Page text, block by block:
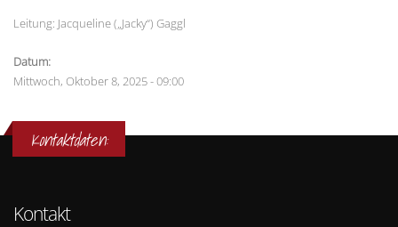
Leitung: Jacqueline („Jacky“) Gaggl
Datum:
Mittwoch, Oktober 8, 2025 - 09:00
Kontaktdaten:
Kontakt